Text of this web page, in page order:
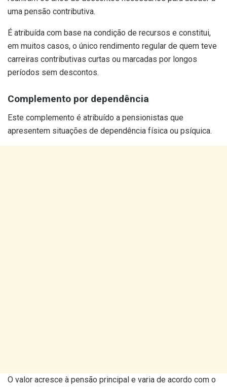
uma pensão contributiva.
É atribuída com base na condição de recursos e constitui,
em muitos casos, o único rendimento regular de quem teve
carreiras contributivas curtas ou marcadas por longos
períodos sem descontos.
Complemento por dependência
Este complemento é atribuído a pensionistas que
apresentem situações de dependência física ou psíquica.
O valor acresce à pensão principal e varia de acordo com o